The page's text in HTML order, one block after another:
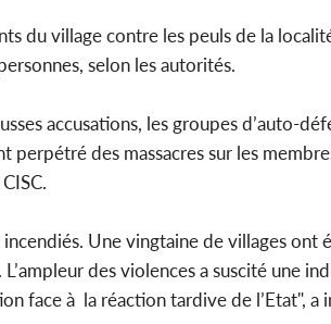
du village contre les peuls de la
selon les autorités.
accusations, les groupes d’auto-
des massacres sur les
Une vingtaine de villages ont
des violences a suscité une
face à la réaction tardive de l’Etat", a